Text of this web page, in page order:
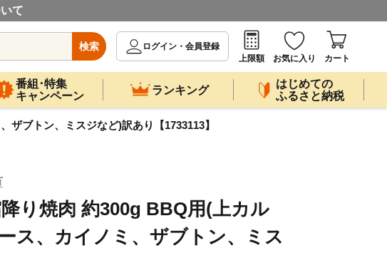
て
検索
ログイン・会員登録
上限額
お気に入り カート
番組･特集
キャンペーン
ランキング
はじめての
ふるさと納税
ブトン、ミスジなど)訳あり【1733113】
り焼肉 約300g BBQ用(上カル
ス、カイノミ、ザブトン、ミス